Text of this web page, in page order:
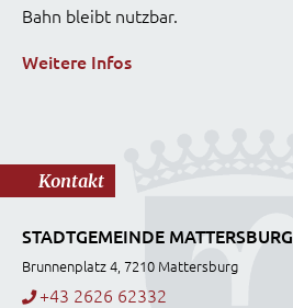
Bahn bleibt nutzbar.
Weitere Infos
Kontakt
STADTGEMEINDE MATTERSBURG
Brunnenplatz 4, 7210 Mattersburg
+43 2626 62332